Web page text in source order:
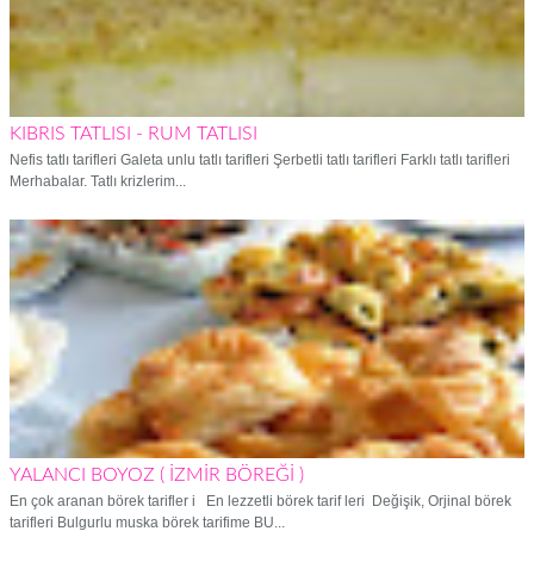
KIBRIS TATLISI - RUM TATLISI
Nefis tatlı tarifleri Galeta unlu tatlı tarifleri Şerbetli tatlı tarifleri Farklı tatlı tarifleri
Merhabalar. Tatlı krizlerim...
YALANCI BOYOZ ( İZMİR BÖREĞİ )
En çok aranan börek tarifler i En lezzetli börek tarif leri Değişik, Orjinal börek
tarifleri Bulgurlu muska börek tarifime BU...